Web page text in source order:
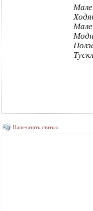
Напечатать статью